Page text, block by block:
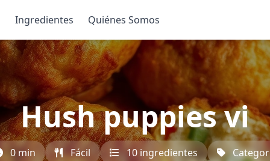
Ingredientes Quiénes Somos
Hush puppies vi
0 min Fácil 10 ingredientes